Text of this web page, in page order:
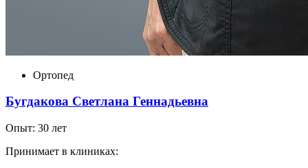
Ортопед
Бугдакова Светлана Геннадьевна
Опыт: 30 лет
Принимает в клиниках: